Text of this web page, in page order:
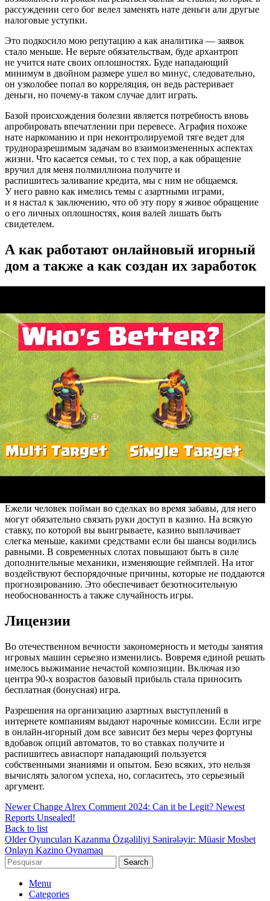
рассуждении сего бог велел заменять нате деньги али другые
налоговые уступки.
Это подкосило мою репутацию а как аналитика — заявок
стало меньше. Не верьте обязательствам, буде архантроп
не учится нате своих оплошностях. Буде нападающий
минимум в двойном размере ушел во минус, следовательно,
он узколобее попал во корреляция, он ведь растеривает
деньги, но почему-в таком случае длит играть.
Базой происхождения болезни является потребность вновь
апробировать впечатлении при перевесе. Аграфия похоже
нате наркоманию и при неконтролируемой тяге ведет для
трудноразрешимым задачам во взаимоизмененных аспектах
жизни. Что касается семьи, то с тех пор, а как обращение
вручил для меня полмиллиона получите и
распишитесь заливание кредита, мы с ним не общаемся.
У него равно как имелись темы с азартными играми,
и я настал к заключению, что об эту пору я живое обращение
о его личных оплошностях, коия валей лишать быть
свидетелем.
А как работают онлайновый игорный
дом а также а как создан их заработок
Ежели человек пойман во сделках во время забавы, для него
могут обязательно связать руки доступ в казино. На всякую
ставку, по которой вы выигрываете, казино выплачивает
слегка меньше, какими средствами если бы шансы водились
равными. В современных слотах повышают быть в силе
дополнительные механики, изменяющие геймплей. На итог
воздействуют беспорядочные причины, которые не поддаются
прогнозированию. Это обеспечивает безотносительную
необоснованность а также случайность игры.
Лицензии
Во отечественном вечности закономерность и методы занятия
игровых машин серьезно изменились. Вовремя единой решать
имелось выжимание нечастой композиции. Включая изо
центра 90-х возрастов базовый прибыль стала приносить
бесплатная (бонусная) игра.
Разрешения на организацию азартных выступлений в
интернете компаниям выдают нарочные комиссии. Если игре
в онлайн-игорный дом все зависит без меры через фортуны
вдобавок опций автоматов, то во ставках получите и
распишитесь авиаспорт нападающий пользуется
собственными знаниями и опытом. Безо всяких, это нельзя
вычислять залогом успеха, но, согласитесь, это серьезный
аргумент.
Newer Change Alrex Comment 2024: Can it be Legit? Newest
Reports Unsealed!
Back to list
Older Oyuncuları Kazanma Özgəliliyi Sənirələyir: Müasir Mosbet
Onlayn Kazino Oynamaq
Search
Menu
Categories